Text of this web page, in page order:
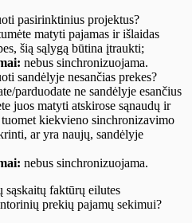
pasirinktinius projektus?
matyti pajamas ir išlaidas
šią sąlygą būtina įtraukti;
nebus sinchronizuojama.
sandėlyje nesančias prekes?
parduodate ne sandėlyje esančius
juos matyti atskirose sąnaudų ir
tuomet kiekvieno sinchronizavimo
ar yra naujų, sandėlyje
nebus sinchronizuojama.
faktūrų eilutes
prekių pajamų sekimui?